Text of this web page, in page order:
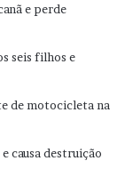
e perde
seis filhos e
de motocicleta na
causa destruição